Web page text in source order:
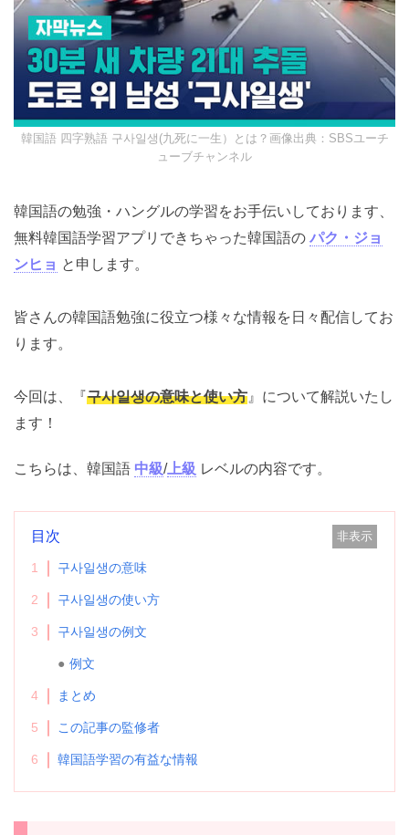
韓国語 四字熟語 구사일생(九死に一生）とは？画像出典：SBSユーチ
ューブチャンネル
韓国語の勉強・ハングルの学習をお手伝いしております、
無料韓国語学習アプリできちゃった韓国語の パク・ジョ
ンヒョ と申します。
皆さんの韓国語勉強に役立つ様々な情報を日々配信してお
ります。
今回は、『구사일생の意味と使い方 』について解説いたし
ます！
こちらは、韓国語 中級/上級 レベルの内容です。
目次 非表示
1 구사일생の意味
2 구사일생の使い方
3 구사일생の例文
例文
4 まとめ
5 この記事の監修者
6 韓国語学習の有益な情報